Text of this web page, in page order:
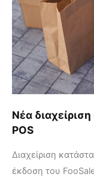
Νέα
POS
Διαχείριση
έκδοση του
POS